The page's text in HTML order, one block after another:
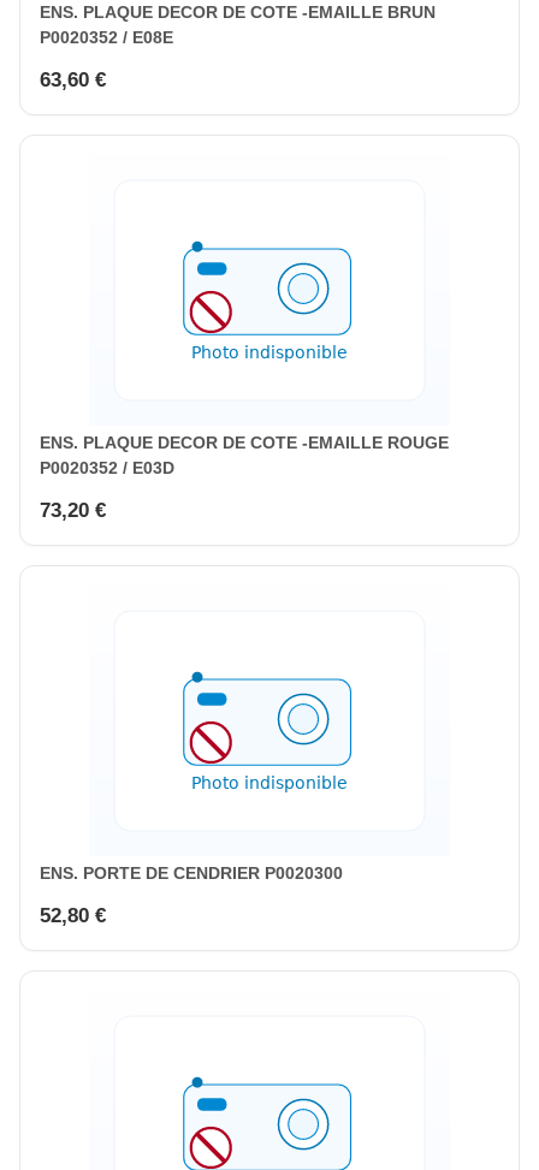
ENS. PLAQUE DECOR DE COTE -EMAILLE BRUN
P0020352 / E08E
63,60 €
ENS. PLAQUE DECOR DE COTE -EMAILLE ROUGE
P0020352 / E03D
73,20 €
ENS. PORTE DE CENDRIER P0020300
52,80 €